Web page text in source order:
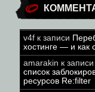
v4f к записи
хостинге — и как
amarakin к записи
список
ресурсов Re:filter